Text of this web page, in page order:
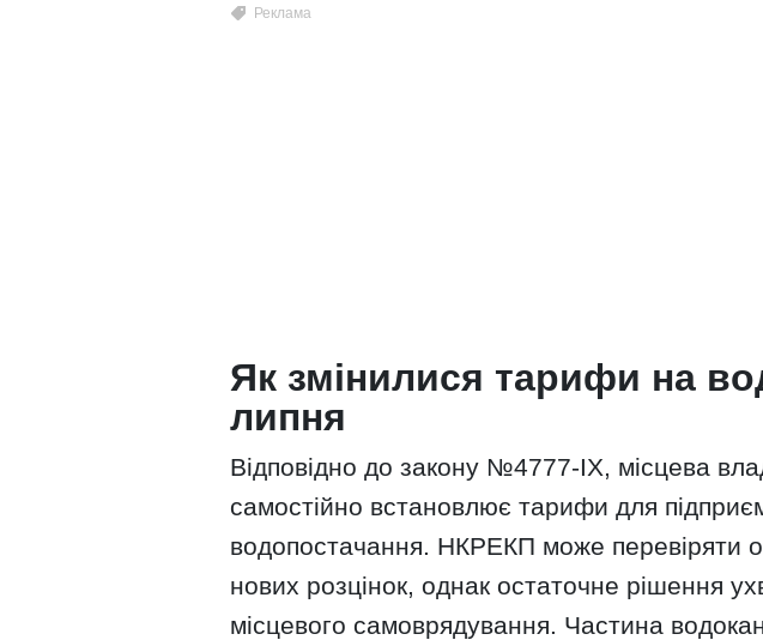
Як змінилися тарифи на
липня
Відповідно до закону №4777-ІХ, місцева
самостійно встановлює тарифи для
водопостачання. НКРЕКП може перевіряти
нових розцінок, однак остаточне рішення
місцевого самоврядування. Частина